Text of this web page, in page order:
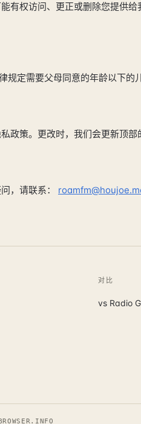
有权访问、更正或删除您提供
规定需要父母同意的年龄以下的
政策。更改时，我们会更新顶部
，请联系：
对比
vs Radio